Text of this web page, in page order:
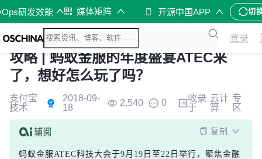
研发效能 媒体矩阵 开源中国APP 切
登录
攻略 | 蚂蚁金服的年度盛宴ATEC来
了，想好怎么玩了吗？
支付宝
技术
2018-09-
18
2,540 0
收录
于
云计
算
专
区
复制
蚂蚁金服ATEC科技大会于9月19日至22日举行，聚焦金融